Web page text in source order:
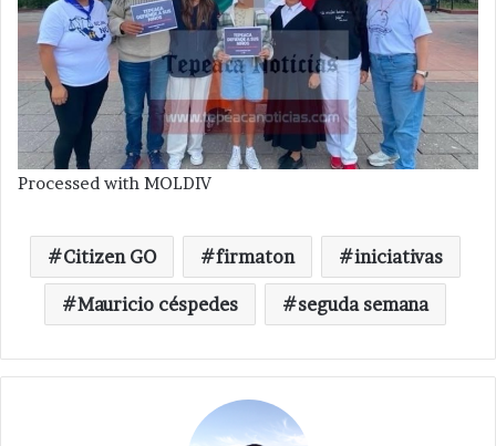
Processed with MOLDIV
Citizen GO firmaton iniciativas
Mauricio céspedes seguda semana